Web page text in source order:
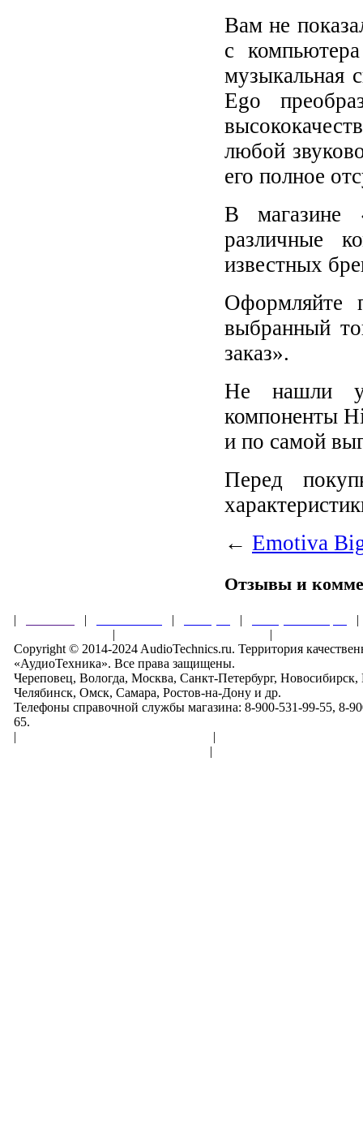
Вам не
с
музыкальная
Ego
любой
его полное
В магазине
различные
известных
Оформляйте
выбранный
заказ».
Не нашли у
компоненты
и по самой
Перед
← Emotiva
Отзывы и
| | | |
|
|
Copyright © 2014-2024 AudioTechnics.ru. Территория
«АудиоТехника». Все права защищены.
Череповец, Вологда, Москва, Санкт-Петербург,
Челябинск, Омск, Самара, Ростов-на-Дону и др.
Телефоны справочной службы магазина: 8-900-531-99-55, 8-
65.
|
|
|